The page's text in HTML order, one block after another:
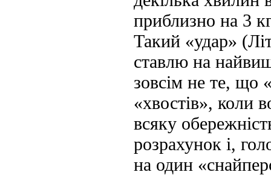
приблизно на 3
Такий «удар»
ставлю на
зовсім не те, що
«хвостів», коли
всяку
розрахунок і,
на один